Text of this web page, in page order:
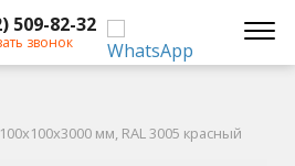
509-82-32
звонок
мм, RAL 3005 красный
простой,
мм, RAL 3005 красный